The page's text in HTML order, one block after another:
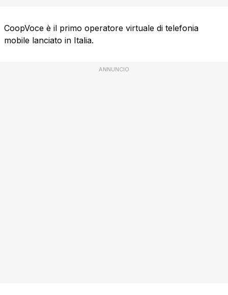
CoopVoce è il primo operatore virtuale di telefonia
mobile lanciato in Italia.
ANNUNCIO